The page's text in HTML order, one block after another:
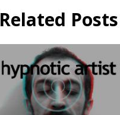
Related Posts